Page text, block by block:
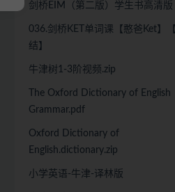
剑桥EIM（第二版）学生书高清版
036.剑桥KET单词课【憨爸Ket】
结】
牛津树1-3阶视频.zip
The Oxford Dictionary of English
Grammar.pdf
Oxford Dictionary of
English.dictionary.zip
小学英语-牛津-译林版